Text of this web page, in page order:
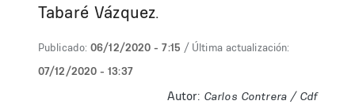
Tabaré Vázquez.
Publicado: 06/12/2020 - 7:15 / Última actualización:
07/12/2020 - 13:37
Autor: Carlos Contrera / Cdf